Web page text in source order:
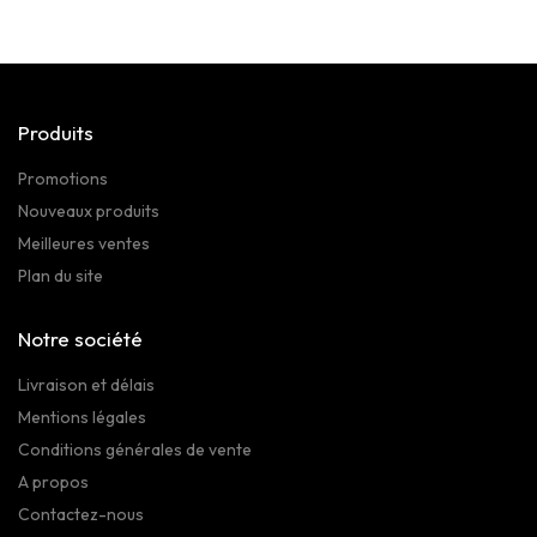
Produits
Promotions
Nouveaux produits
Meilleures ventes
Plan du site
Notre société
Livraison et délais
Mentions légales
Conditions générales de vente
A propos
Contactez-nous